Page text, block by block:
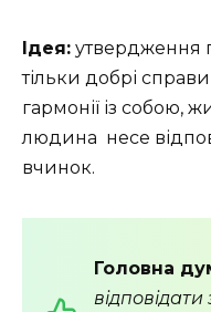
Ідея: утвердження
тільки добрі
гармонії із собою,
людина несе
вчинок.
Головна
відповідати